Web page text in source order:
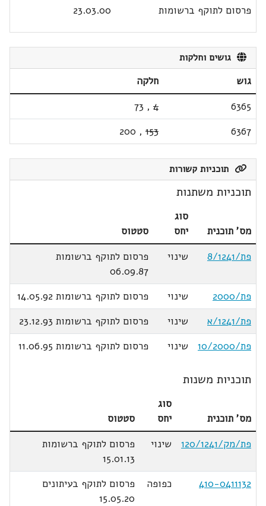
פרסום לתוקף ברשומות
23.03.00
גושים וחלקות
גוש
חלקה
6365
4
,
73
6367
153
,
200
תוכניות קשורות
תוכניות משתנות
מס' תוכנית
סוג
יחס
סטטוס
פת/8/1241
שינוי
פרסום לתוקף ברשומות
06.09.87
פת/2000
שינוי
פרסום לתוקף ברשומות 14.05.92
פת/1241/א
שינוי
פרסום לתוקף ברשומות 23.12.93
פת/10/2000
שינוי פרסום לתוקף ברשומות 11.06.95
תוכניות משנות
מס' תוכנית
סוג
יחס
סטטוס
פת/מק/120/1241
שינוי
פרסום לתוקף ברשומות
15.01.13
410-0411132
כפופה
פרסום לתוקף בעיתונים
15.05.20